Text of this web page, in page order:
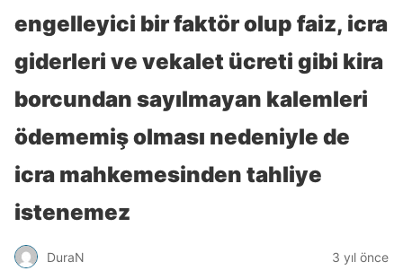
engelleyici bir faktör olup faiz, icra
giderleri ve vekalet ücreti gibi kira
borcundan sayılmayan kalemleri
ödememiş olması nedeniyle de
icra mahkemesinden tahliye
istenemez
DuraN 3 yıl önce